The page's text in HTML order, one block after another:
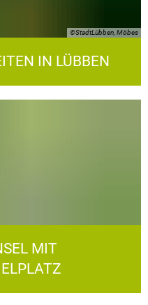
©StadtLübben, Möbes
IN LÜBBEN
MIT